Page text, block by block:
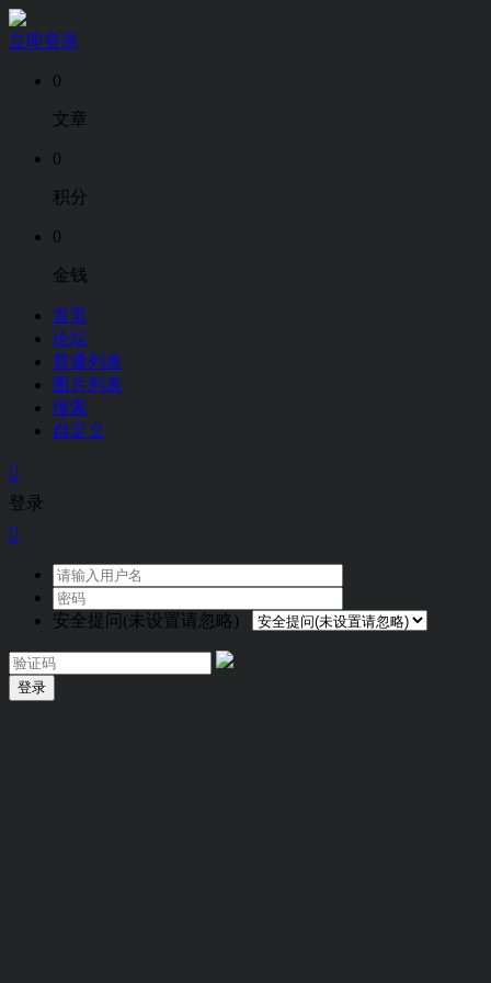
立即登录
0
文章
0
积分
0
金钱
首页
论坛
普通列表
图片列表
搜索
自定义

登录

安全提问(未设置请忽略)
登录